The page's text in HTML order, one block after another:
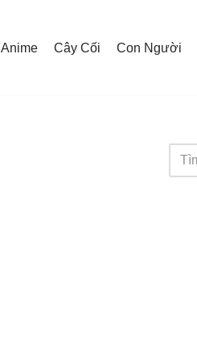
Anime Cây Cối Con Người